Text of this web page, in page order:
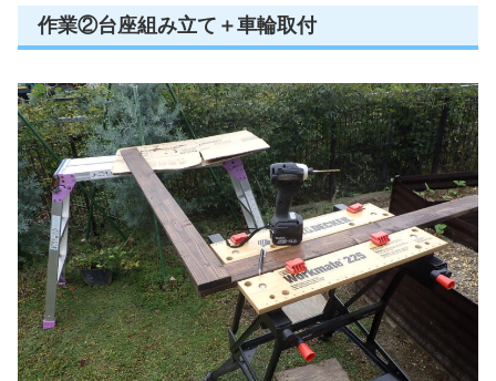
作業②台座組み立て＋車輪取付